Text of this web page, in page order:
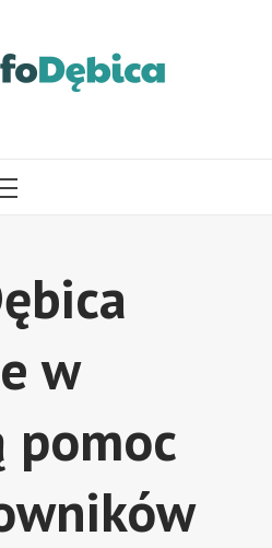
MENU
w
pomoc